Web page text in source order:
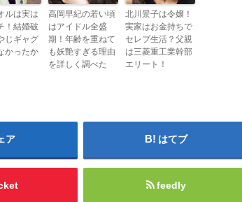
ルは実は
！結婚破
じギャグ
かったか
高岡早紀の若い頃
はアイドル全盛
期！年齢を重ねて
も妖艶すぎる理由
を詳しく調べた
北川景子は令嬢！
実家はお金持ちで
セレブ生活？父親
は三菱重工業幹部
エリート！
ア はてブ
feedly